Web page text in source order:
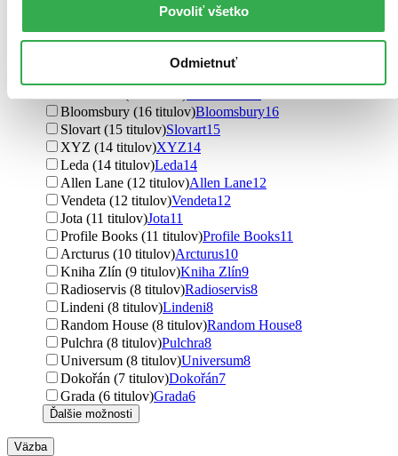
Povoliť všetko
Odmietnuť
Simon & Schuster (19 titulov) Simon & Schuster
William Collins (19 titulov)William Collins19
Ikar18
Bloomsbury (16 titulov)Bloomsbury16
Slovart (15 titulov)Slovart15
XYZ (14 titulov)XYZ14
Leda (14 titulov)Leda14
Allen Lane (12 titulov)Allen Lane12
Vendeta (12 titulov)Vendeta12
Jota (11 titulov)Jota11
Profile Books (11 titulov)Profile Books11
Arcturus (10 titulov)Arcturus10
Kniha Zlín (9 titulov)Kniha Zlín9
Radioservis (8 titulov)Radioservis8
Lindeni (8 titulov)Lindeni8
Random House (8 titulov)Random House8
Pulchra (8 titulov)Pulchra8
Universum (8 titulov)Universum8
Dokořán (7 titulov)Dokořán7
Grada (6 titulov)Grada6
Ďalšie možnosti
Väzba